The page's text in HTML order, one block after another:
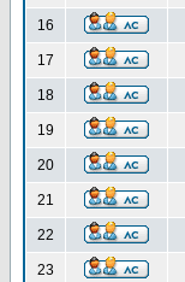
16
17
18
19
20
21
22
23